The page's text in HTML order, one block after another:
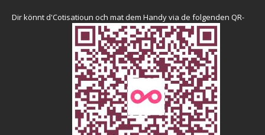
Dir könnt d'Cotisatioun och mat dem Handy via de folgenden QR-